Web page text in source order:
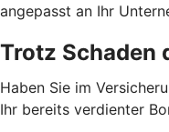
angepasst an Ihr
Trotz Schaden
Haben Sie im
Ihr bereits verdienter